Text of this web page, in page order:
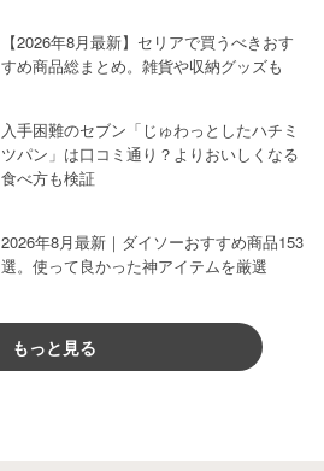
【2026年8月最新】セリアで買うべきおす
すめ商品総まとめ。雑貨や収納グッズも
入手困難のセブン「じゅわっとしたハチミ
ツパン」は口コミ通り？よりおいしくなる
食べ方も検証
2026年8月最新｜ダイソーおすすめ商品153
選。使って良かった神アイテムを厳選
もっと見る